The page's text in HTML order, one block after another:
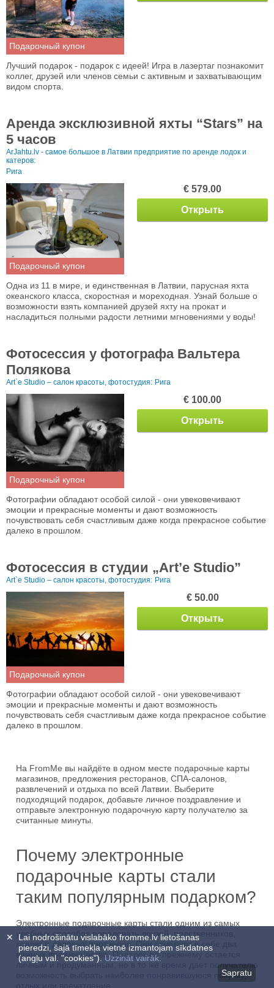
Подарочный купон
Лучший подарок - подарок с идеей! Игра в лазертаг познакомит
коллег, друзей или членов семьи с активным и захватывающим
видом спорта.
Аренда эксклюзивной яхты “Stars” на
5 часов
ArJahtu.lv - самое большое в Латвии предприятие по аренде лодок и
катеров:
Рига
Подарочный купон
€ 579.00
Открыть
Одна из 11 в мире, и единственная в Латвии, парусная яхта
океанского класса, скоростная и мореходная. Узнай больше о
возможности взять компанией друзей яхту на прокат и
насладиться полными радости летними мгновениями у воды!
Фотосессия у фотографа Вальтера
Полякова
Art`e Studio – салон красоты, фотостудия: Рига
Подарочный купон
€ 100.00
Открыть
Фотографии обладают особой силой - они увековечивают
эмоции и прекрасные моменты и дают возможность
почувствовать себя счастливым даже когда прекрасное событие
далеко в прошлом.
Фотосессия в студии „Art’e Studio”
Art`e Studio – салон красоты, фотостудия: Рига
Подарочный купон
€ 50.00
Открыть
Фотографии обладают особой силой - они увековечивают
эмоции и прекрасные моменты и дают возможность
почувствовать себя счастливым даже когда прекрасное событие
далеко в прошлом.
На FromMe вы найдёте в одном месте подарочные карты
магазинов, предложения ресторанов, СПА-салонов,
развлечений и отдыха по всей Латвии. Выберите
подходящий подарок, добавьте личное поздравление и
отправьте электронную подарочную карту получателю за
считанные минуты.
Почему электронные
подарочные карты стали
таким популярным подарком?
Электронные подарочные карты стали одним из самых
удобных способов порадовать друзей, родственников,
коллег и деловых партнеров. Они сочетают в себе два
важных преимущества. Подарок по-прежнему остается
личным и продуманным, но в то же время дает получателю
возможность выбрать наиболее понравившуюся покупку,
Lai nodrošinātu vislabāko fromme.lv lietošanas
pieredzi, šajā tīmekļa vietnē izmantojam sīkdatnes
(angļu val. "cookies"). Uzzināt vairāk.
Sapratu
✕